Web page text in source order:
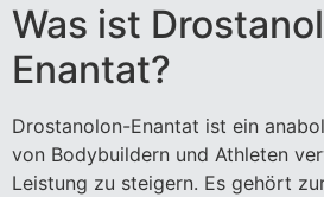
Was ist
Enantat?
Drostanolon-Enantat ist ein
von Bodybuildern und Athleten
Leistung zu steigern. Es gehört